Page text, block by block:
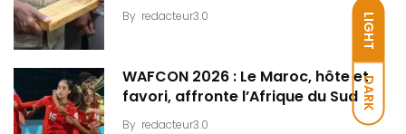
LIGHT
DARK
By redacteur3.0
WAFCON 2026 : Le Maroc, hôte et
favori, affronte l’Afrique du Sud
By redacteur3.0